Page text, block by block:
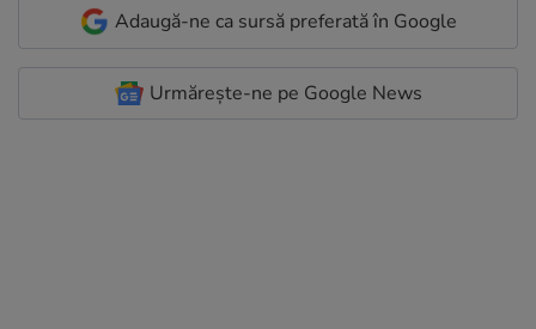
Adaugă-ne ca sursă preferată în Google
Urmărește-ne pe Google News